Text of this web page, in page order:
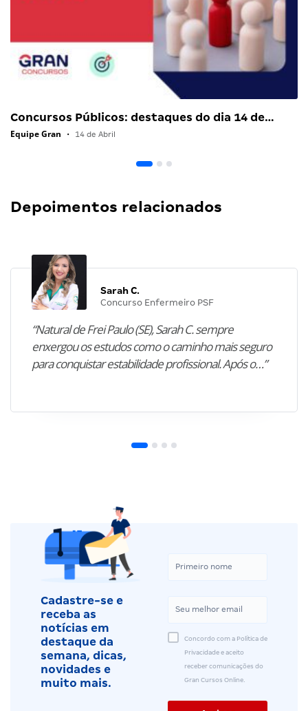
Concursos Públicos: destaques do dia 14 de…
Equipe Gran • 14 de Abril
Depoimentos relacionados
Sarah C.
Concurso Enfermeiro PSF
“Natural de Frei Paulo (SE), Sarah C. sempre
enxergou os estudos como o caminho mais seguro
para conquistar estabilidade profissional. Após o…”
Cadastre-se e
receba as
notícias em
destaque da
semana, dicas,
novidades e
muito mais.
Concordo com a Política de
Privacidade e aceito
receber comunicações do
Gran Cursos Online.